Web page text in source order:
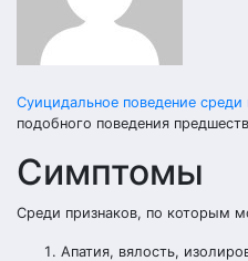
Суицидальное поведение среди
подобного поведения
Симптомы
Среди признаков, по которым
Апатия, вялость,